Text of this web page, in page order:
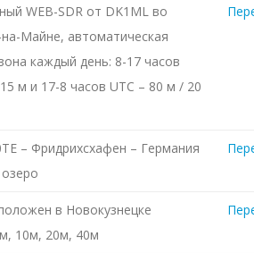
WEB-SDR от DK1ML во
Майне, автоматическая
каждый день: 8-17 часов
м и 17-8 часов UTC – 80 м / 20
– Фридрихсхафен – Германия
в Новокузнецке
10м, 20м, 40м